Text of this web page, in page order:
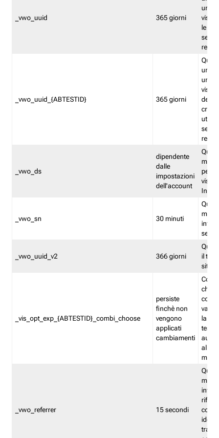
_vwo_uuid 365 giorni
le
_vwo_uuid_{ABTESTID} 365 giorni
un
del
_vwo_ds
dipendente
dalle
impostazioni
dell'account
_vwo_sn 30 minuti
_vwo_uuid_v2 366 giorni
il
sito
_vis_opt_exp_{ABTESTID}_combi_choose
persiste
finchè non
vengono
applicati
cambiamenti
che
la
test.
_vwo_referrer 15 secondi